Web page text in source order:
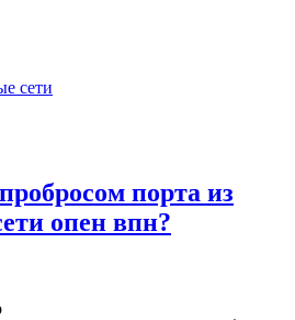
сети
порта из
опен впн?